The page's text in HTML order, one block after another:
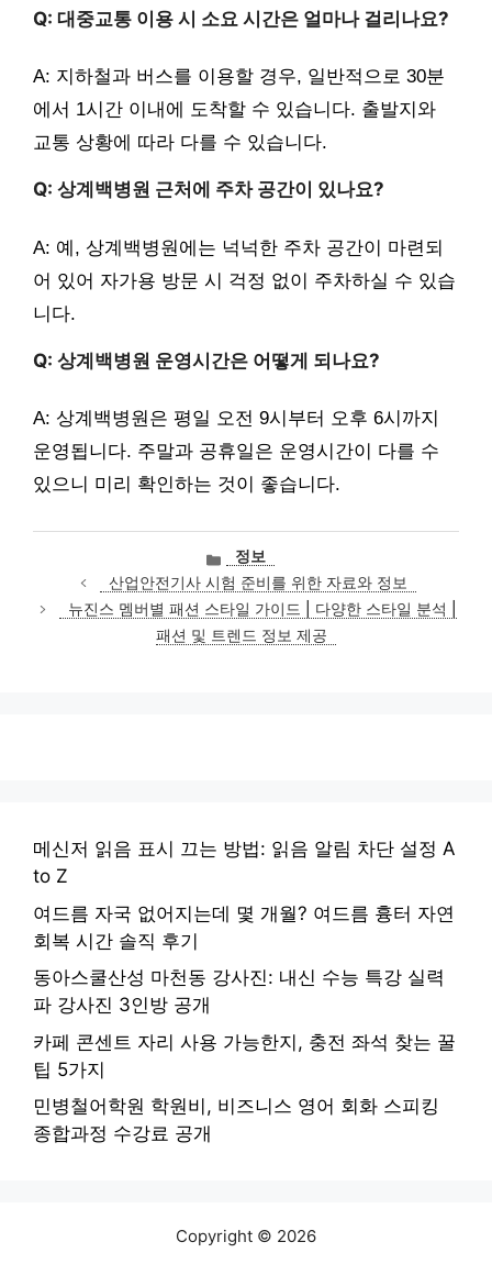
Q: 대중교통 이용 시 소요 시간은 얼마나 걸리나요?
A: 지하철과 버스를 이용할 경우, 일반적으로 30분
에서 1시간 이내에 도착할 수 있습니다. 출발지와
교통 상황에 따라 다를 수 있습니다.
Q: 상계백병원 근처에 주차 공간이 있나요?
A: 예, 상계백병원에는 넉넉한 주차 공간이 마련되
어 있어 자가용 방문 시 걱정 없이 주차하실 수 있습
니다.
Q: 상계백병원 운영시간은 어떻게 되나요?
A: 상계백병원은 평일 오전 9시부터 오후 6시까지
운영됩니다. 주말과 공휴일은 운영시간이 다를 수
있으니 미리 확인하는 것이 좋습니다.
카
테
고
리
정보
산업안전기사 시험 준비를 위한 자료와 정보
뉴진스 멤버별 패션 스타일 가이드 | 다양한 스타일 분석 |
패션 및 트렌드 정보 제공
메신저 읽음 표시 끄는 방법: 읽음 알림 차단 설정 A
to Z
여드름 자국 없어지는데 몇 개월? 여드름 흉터 자연
회복 시간 솔직 후기
동아스쿨산성 마천동 강사진: 내신 수능 특강 실력
파 강사진 3인방 공개
카페 콘센트 자리 사용 가능한지, 충전 좌석 찾는 꿀
팁 5가지
민병철어학원 학원비, 비즈니스 영어 회화 스피킹
종합과정 수강료 공개
Copyright © 2026